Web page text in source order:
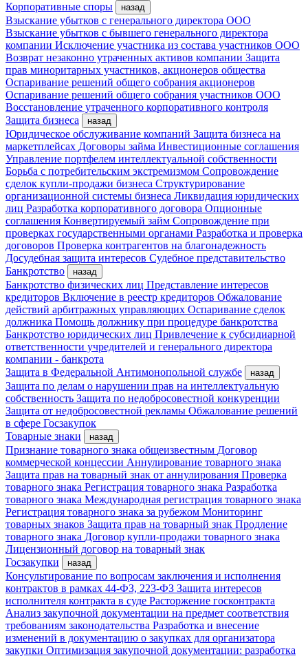
Корпоративные споры
назад
Взыскание убытков с генерального директора ООО
Взыскание убытков с бывшего генерального директора
компании Исключение участника из состава участников ООО
Возврат незаконно утраченных активов компании Защита
прав миноритарных участников, акционеров общества
Оспаривание решений общего собрания акционеров
Оспаривание решений общего собрания участников ООО
Восстановление утраченного корпоративного контроля
Защита бизнеса
назад
Юридическое обслуживание компаний Защита бизнеса на
маркетплейсах Договоры займа Инвестиционные соглашения
Управление портфелем интеллектуальной собственности
Борьба с потребительским экстремизмом Сопровождение
сделок купли-продажи бизнеса Структурирование
организационной системы бизнеса Ликвидация юридических
лиц Разработка корпоративного договора Опционные
соглашения Конвертируемый займ Сопровождение при
проверках государственными органами Разработка и проверка
договоров Проверка контрагентов на благонадежность
Досудебная защита интересов Судебное представительство
Банкротство
назад
Банкротство физических лиц Представление интересов
кредиторов Включение в реестр кредиторов Обжалование
действий арбитражных управляющих Оспаривание сделок
должника Помощь должнику при процедуре банкротства
Банкротство юридических лиц Привлечение к субсидиарной
ответственности учредителей и генерального директора
компании - банкрота
Защита в Федеральной Антимонопольной службе
назад
Защита по делам о нарушении прав на интеллектуальную
собственность Защита по недобросовестной конкуренции
Защита от недобросовестной рекламы Обжалование решений
в сфере Госзакупок
Товарные знаки
назад
Признание товарного знака общеизвестным Договор
коммерческой концессии Аннулирование товарного знака
Защита прав на товарный знак от аннулирования Проверка
товарного знака Регистрация товарного знака Разработка
товарного знака Международная регистрация товарного знака
Регистрация товарного знака за рубежом Мониторинг
товарных знаков Защита прав на товарный знак Продление
товарного знака Договор купли-продажи товарного знака
Лицензионный договор на товарный знак
Госзакупки
назад
Консультирование по вопросам заключения и исполнения
контрактов в рамках 44-ФЗ, 223-ФЗ Защита интересов
исполнителя контракта в суде Расторжение госконтракта
Анализ закупочной документации на предмет соответствия
требованиям законодательства Разработка и внесение
изменений в документацию о закупках для организатора
закупки Оптимизация закупочной документации: разработка